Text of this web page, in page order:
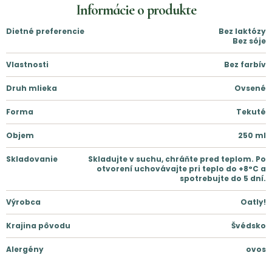
Informácie o produkte
Dietné preferencie
Bez laktózy
Bez sóje
Vlastnosti Bez farbív
Druh mlieka Ovsené
Forma Tekuté
Objem 250 ml
Skladovanie
Skladujte v suchu, chráňte pred teplom. Po
otvorení uchovávajte pri teplo do +8°C a
spotrebujte do 5 dní.
Výrobca Oatly!
Krajina pôvodu Švédsko
Alergény ovos